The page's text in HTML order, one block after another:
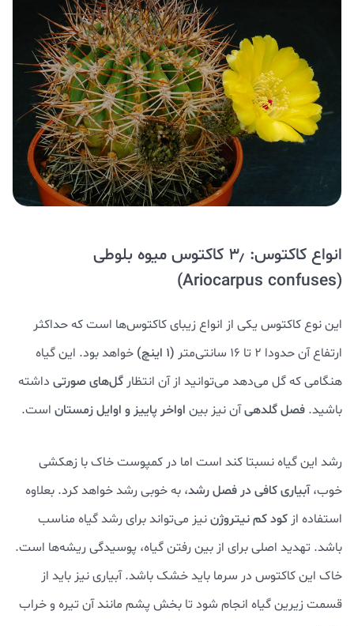
انواع کاکتوس: ۳٫ کاکتوس میوه بلوطی
(Ariocarpus confuses)
این نوع کاکتوس یکی از انواع زیبای کاکتوس‌ها است که حداکثر
ارتفاع آن حدودا ۲ تا ۱۶ سانتی‌متر
(۱ اینچ)
خواهد بود. این گیاه
هنگامی که گل می‌دهد می‌توانید از آن انتظار گل‌های صورتی داشته
باشید. فصل گلدهیآن نیز بین اواخر پاییز و اوایل زمستان است.
رشد این گیاه نسبتا کند است اما در کمپوست خاک با زهکشی
خوب،آبیاری کافی در فصل رشد، به خوبی رشد خواهد کرد. بعلاوه
استفاده از کود کم نیتروژننیز می‌تواند برای رشد گیاه مناسب
باشد. تهدید اصلی برای از بین رفتن گیاه، پوسیدگی ریشه‌ها است.
خاک این کاکتوس در سرما باید خشک باشد. آبیاری نیز باید از
قسمت زیرین گیاه انجام شود تا بخش پشم مانند آن تیره و خراب